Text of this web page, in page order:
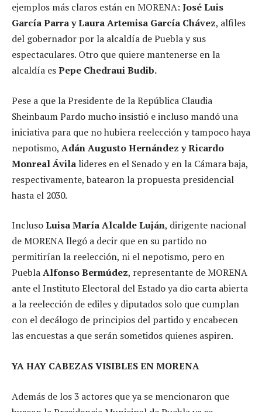
ejemplos más claros están en MORENA: José Luis
García Parra y Laura Artemisa García Chávez, alfiles
del gobernador por la alcaldía de Puebla y sus
espectaculares. Otro que quiere mantenerse en la
alcaldía esPepe Chedraui Budib.
Pese a que la Presidente de la República Claudia
Sheinbaum Pardo mucho insistió e incluso mandó una
iniciativa para que no hubiera reelección y tampoco haya
nepotismo, Adán Augusto Hernández y Ricardo
Monreal Ávila lideres en el Senado y en la Cámara baja,
respectivamente, batearon la propuesta presidencial
hasta el 2030.
InclusoLuisa María Alcalde Luján, dirigente nacional
de MORENA llegó a decir que en su partido no
permitirían la reelección, ni el nepotismo, pero en
PueblaAlfonso Bermúdez, representante de MORENA
ante el Instituto Electoral del Estado ya dio carta abierta
a la reelección de ediles y diputados solo que cumplan
con el decálogo de principios del partido y encabecen
las encuestas a que serán sometidos quienes aspiren.
YA HAY CABEZAS VISIBLES EN MORENA
Además de los 3 actores que ya se mencionaron que